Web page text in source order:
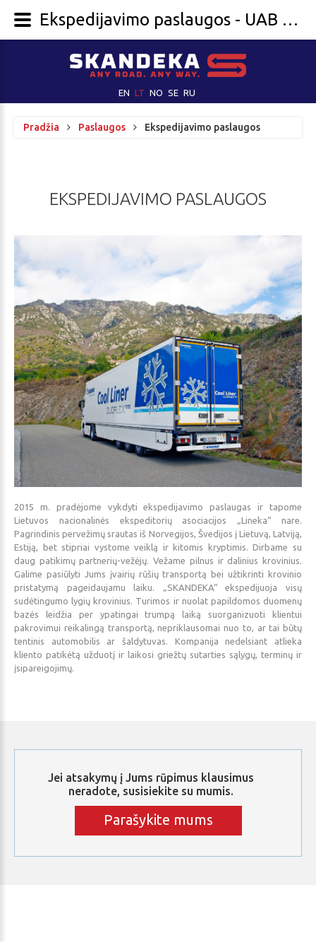
EN LT NO SE RU
Pradžia Paslaugos Ekspedijavimo paslaugos
EKSPEDIJAVIMO PASLAUGOS
2015 m. pradėjome vykdyti ekspedijavimo paslaugas ir tapome
Lietuvos nacionalinės ekspeditorių asociacijos „Lineka“ nare.
Pagrindinis pervežimų srautas iš Norvegijos, Švedijos į Lietuvą, Latviją,
Estiją, bet stipriai vystome veiklą ir kitomis kryptimis. Dirbame su
daug patikimų partnerių-vežėjų. Vežame pilnus ir dalinius krovinius.
Galime pasiūlyti Jums įvairių rūšių transportą bei užtikrinti krovinio
pristatymą pageidaujamu laiku. „SKANDEKA“ ekspedijuoja visų
sudėtingumo lygių krovinius. Turimos ir nuolat papildomos duomenų
bazės leidžia per ypatingai trumpą laiką suorganizuoti klientui
pakrovimui reikalingą transportą, nepriklausomai nuo to, ar tai būtų
tentinis automobilis ar šaldytuvas. Kompanija nedelsiant atlieka
kliento patikėtą užduotį ir laikosi griežtų sutarties sąlygų, terminų ir
įsipareigojimų.
Jei atsakymų į Jums rūpimus klausimus
neradote, susisiekite su mumis.
Parašykite mums
Ekspedijavimo paslaugos - UAB „SKANDEKA“